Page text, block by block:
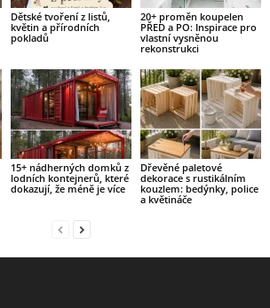
Dětské tvoření z listů,
květin a přírodních
pokladů
20+ proměn koupelen
PŘED a PO: Inspirace pro
vlastní vysněnou
rekonstrukci
15+ nádherných domků z
lodních kontejnerů, které
dokazují, že méně je více
Dřevěné paletové
dekorace s rustikálním
kouzlem: bedýnky, police
a květináče